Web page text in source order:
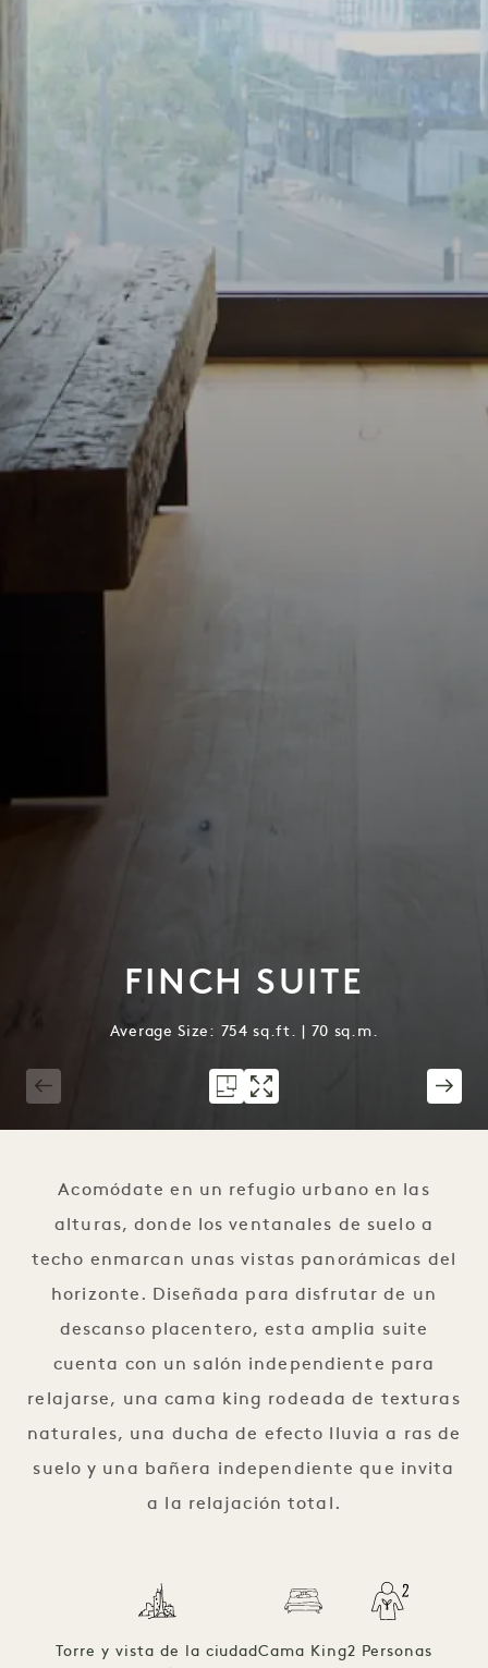
FINCH SUITE
Average Size: 754 sq.ft. | 70 sq.m.
Acomódate en un refugio urbano en las
alturas, donde los ventanales de suelo a
techo enmarcan unas vistas panorámicas del
horizonte. Diseñada para disfrutar de un
descanso placentero, esta amplia suite
cuenta con un salón independiente para
relajarse, una cama king rodeada de texturas
naturales, una ducha de efecto lluvia a ras de
suelo y una bañera independiente que invita
a la relajación total.
Torre y vista de la ciudadCama King2 Personas